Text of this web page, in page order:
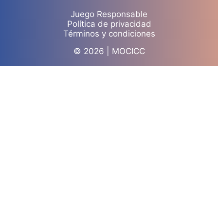
Juego Responsable
Política de privacidad
Términos y condiciones
© 2026 | MOCICC